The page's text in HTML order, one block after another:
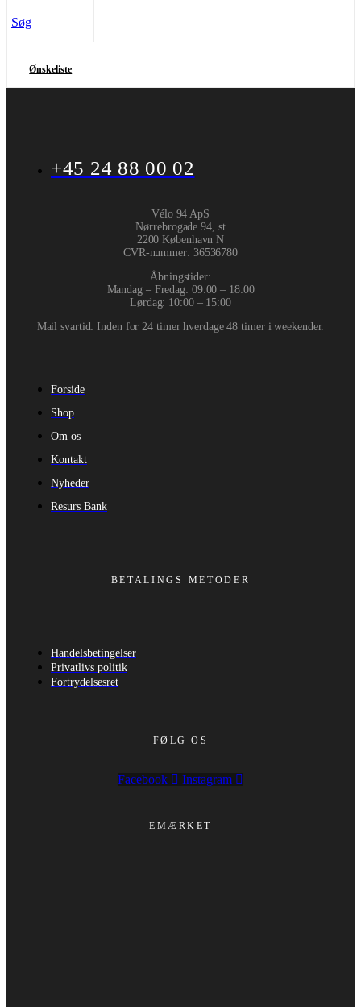
Søg
Ønskeliste
+45 24 88 00 02
Vélo 94 ApS
Nørrebrogade 94, st
2200 København N
CVR-nummer: 36536780
Åbningstider:
Mandag – Fredag: 09:00 – 18:00
Lørdag: 10:00 – 15:00
Mail svartid: Inden for 24 timer hverdage 48 timer i weekender.
Forside
Shop
Om os
Kontakt
Nyheder
Resurs Bank
BETALINGS METODER
Handelsbetingelser
Privatlivs politik
Fortrydelsesret
FØLG OS
Facebook Instagram
EMÆRKET